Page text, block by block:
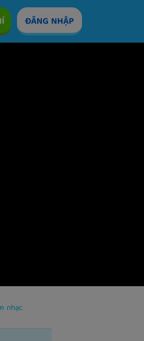
ĐĂNG NHẬP
nhạc